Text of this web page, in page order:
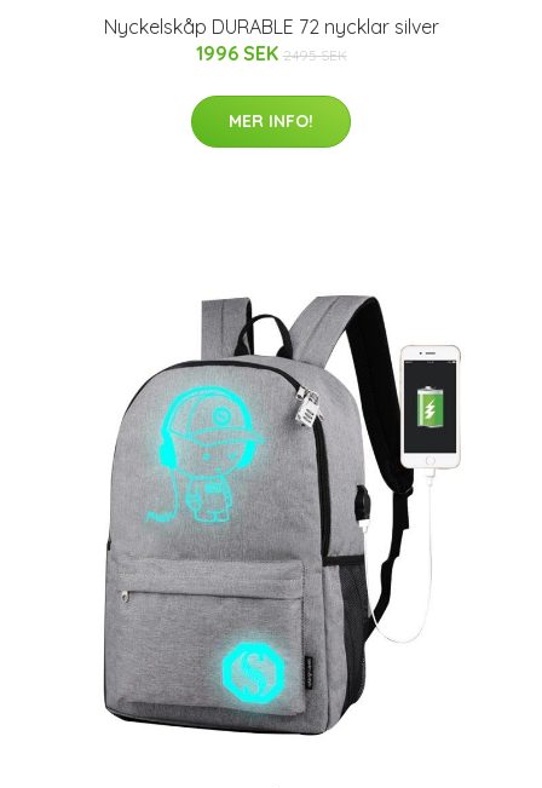
Nyckelskåp DURABLE 72 nycklar silver
1996 SEK 2495 SEK
MER INFO!